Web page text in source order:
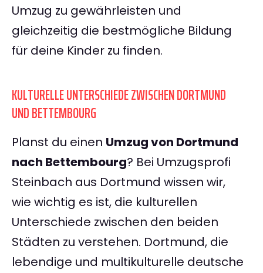
Umzug zu gewährleisten und
gleichzeitig die bestmögliche Bildung
für deine Kinder zu finden.
KULTURELLE UNTERSCHIEDE ZWISCHEN DORTMUND
UND BETTEMBOURG
Planst du einen Umzug von Dortmund
nach Bettembourg? Bei Umzugsprofi
Steinbach aus Dortmund wissen wir,
wie wichtig es ist, die kulturellen
Unterschiede zwischen den beiden
Städten zu verstehen. Dortmund, die
lebendige und multikulturelle deutsche